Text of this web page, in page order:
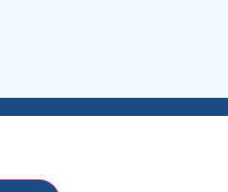
T – 10 25 mm. 4638